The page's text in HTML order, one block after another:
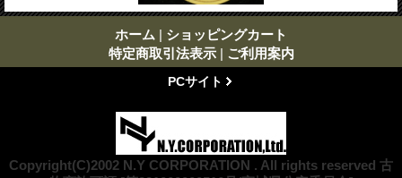
ホーム | ショッピングカート
特定商取引法表示 | ご利用案内
PCサイト
Copyright(C)2002 N.Y CORPORATION . All rights reserved 古